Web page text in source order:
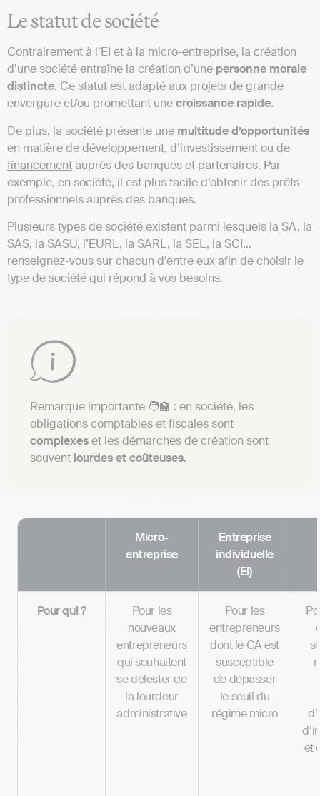
Le statut de société
Contrairement à l’EI et à la micro-entreprise, la création
d’une société entraîne la création d’une personne morale
distincte. Ce statut est adapté aux projets de grande
envergure et/ou promettant unecroissance rapide.
De plus, la société présente une multituded’opportunités
en matière de développement, d’investissement ou de
financementauprès des banques et partenaires. Par
exemple, en société, il est plus facile d’obtenir des prêts
professionnels auprès des banques.
Plusieurs types de société existent parmi lesquels la SA, la
SAS, la SASU, l’EURL, la SARL, la SEL, la SCI…
renseignez-vous sur chacun d’entre eux afin de choisir le
type de société qui répond à vos besoins.
Remarque importante 🧑‍🏫 : en société, les
obligations comptables et fiscales sont
complexeset les démarches de création sont
souvent lourdes et coûteuses.
Micro-
entreprise
Entreprise
individuelle
(EI)
Pour qui ?
Pour les
nouveaux
entrepreneurs
qui souhaitent
se délester de
la lourdeur
administrative
Pour les
entrepreneurs
dont le CA est
susceptible
de dépasser
le seuil du
régime micro
et